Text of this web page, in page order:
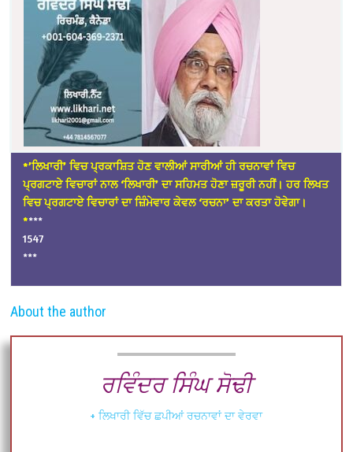
*’ਲਿਖਾਰੀ’ ਵਿਚ ਪ੍ਰਕਾਸ਼ਿਤ ਹੋਣ ਵਾਲੀਆਂ ਸਾਰੀਆਂ ਹੀ ਰਚਨਾਵਾਂ ਵਿਚ
ਪ੍ਰਗਟਾਏ ਵਿਚਾਰਾਂ ਨਾਲ ‘ਲਿਖਾਰੀ’ ਦਾ ਸਹਿਮਤ ਹੋਣਾ ਜ਼ਰੂਰੀ ਨਹੀਂ। ਹਰ ਲਿਖਤ
ਵਿਚ ਪ੍ਰਗਟਾਏ ਵਿਚਾਰਾਂ ਦਾ ਜ਼ਿੰਮੇਵਾਰ ਕੇਵਲ ‘ਰਚਨਾ’ ਦਾ ਕਰਤਾ ਹੋਵੇਗਾ।
****
1547
***
About the author
ਰਵਿੰਦਰ ਸਿੰਘ ਸੋਢੀ
+ ਲਿਖਾਰੀ ਵਿੱਚ ਛਪੀਆਂ ਰਚਨਾਵਾਂ ਦਾ ਵੇਰਵਾ